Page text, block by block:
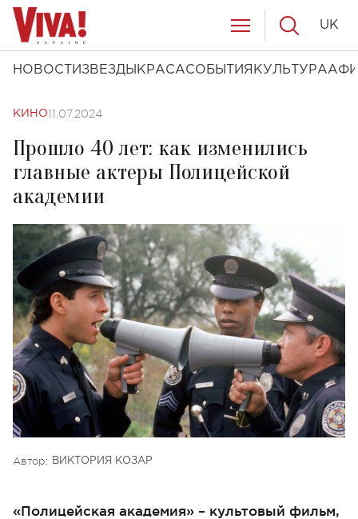
НОВОСТИ ЗВЕЗДЫ КРАСАСОБЫТИЯ КУЛЬТУРА
UK
КИНО11.07.2024
Прошло 40 лет: как изменились
главные актеры Полицейской
академии
Автор: ВИКТОРИЯ КОЗАР
«Полицейская академия» – культовый фильм,